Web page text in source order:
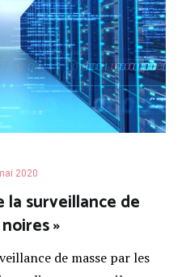
2020
surveillance de
»
de masse par les